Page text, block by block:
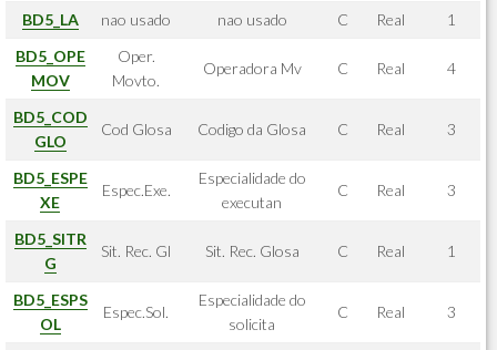
BD5_LA nao usado nao usado C Real
1
BD5_OPE
MOV
Oper.
Movto.
Operadora Mv C Real 4
BD5_COD
GLO
Cod Glosa Codigo da Glosa C Real 3
BD5_ESPE
XE
Espec.Exe.
Especialidade do
executan
C Real 3
BD5_SITR
G
Sit. Rec. Gl Sit. Rec. Glosa C Real 1
BD5_ESPS
OL
Espec.Sol.
Especialidade do
solicita
C Real 3